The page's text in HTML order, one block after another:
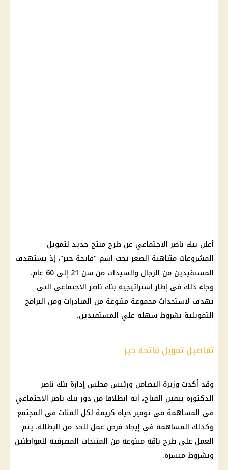
أعلن بنك ناصر الاجتماعي عن طرح منتج جديد لتمويل
المشروعات متناهية الصغر تحت اسم "فاتحة خير"، إذ يستهدف
المستفيدين من الرجال والسيدات من سن 21 إلي 60 عام،
وجاء ذلك في إطار استراتيجية بنك ناصر الاجتماعي التي
تهدف لاستحداث مجموعة متنوعة من المبادرات ومن البرامج
التمويلية بشروط سهله علي المستفيدين.
تفاصيل تمويل فاتحة خير
وقد أكدت وزيرة التضامن ورئيس مجلس إدارة بنك ناصر
الدكتورة نيفين القباج، أنه انطلاقا من دوربنك ناصر الاجتماعي
في المساهمة في توفيرحياة كريمة لكل الفئات في المجتمع
وكذلك المساهمة في إيجاد فرص عمل للحد من البطالة، يتم
العمل على طرح باقة متنوعة من المنتجات المصرفية للمواطنين
وبشروط ميسرة.